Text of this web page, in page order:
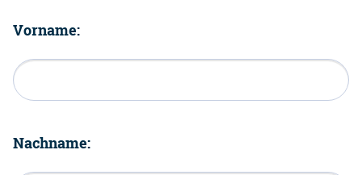
Vorname:
Nachname: